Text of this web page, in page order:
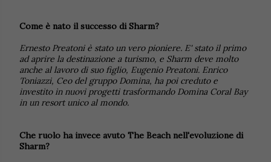
Come è nato il successo di Sharm?
Ernesto Preatoni è stato un vero pioniere. E' stato il primo
ad aprire la destinazione a turismo, e Sharm deve molto
anche al lavoro di suo figlio, Eugenio Preatoni. Enrico
Toniazzi, Ceo del gruppo Domina, ha poi creduto e
investito in nuovi progetti trasformando Domina Coral Bay
in un resort unico al mondo.
Che ruolo ha invece avuto The Beach nell'evoluzione di
Sharm?